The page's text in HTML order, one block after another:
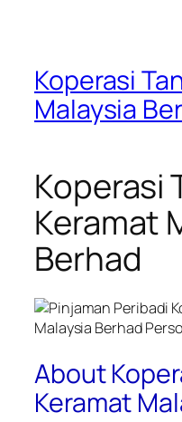
Koperasi
Malaysia
Koperasi
Keramat
Berhad
About
Keramat